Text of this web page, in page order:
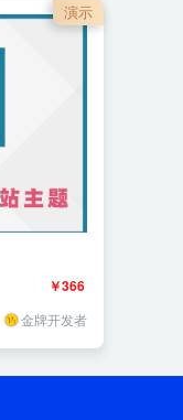
演示
￥366
金牌开发者